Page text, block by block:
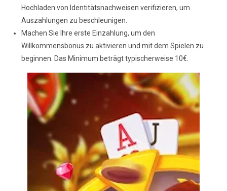
Hochladen von Identitätsnachweisen verifizieren, um
Auszahlungen zu beschleunigen.
Machen Sie Ihre erste Einzahlung, um den
Willkommensbonus zu aktivieren und mit dem Spielen zu
beginnen. Das Minimum beträgt typischerweise 10€.